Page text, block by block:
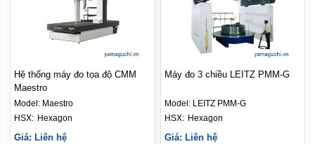
Hệ thống máy đo tọa độ CMM
Maestro
Model: Maestro
Hexagon
Giá: Liên hệ
Máy đo 3 chiều LEITZ PMM-G
Model: LEITZ PMM-G
HSX: Hexagon
Giá: Liên hệ